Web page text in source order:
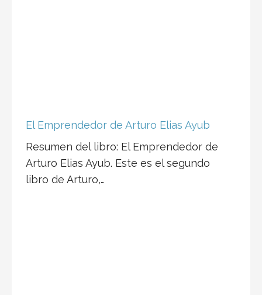
El Emprendedor de Arturo Elias Ayub
Resumen del libro: El Emprendedor de
Arturo Elias Ayub. Este es el segundo
libro de Arturo,…